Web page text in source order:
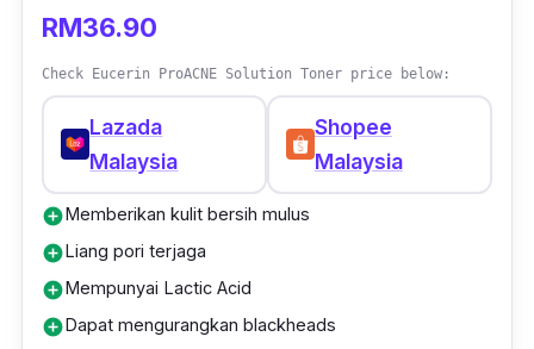
RM36.90
Check Eucerin ProACNE Solution Toner price below:
Lazada
Malaysia
Shopee
Malaysia
add_circleMemberikan kulit bersih mulus
add_circleLiang pori terjaga
add_circleMempunyai Lactic Acid
add_circleDapat mengurangkan blackheads